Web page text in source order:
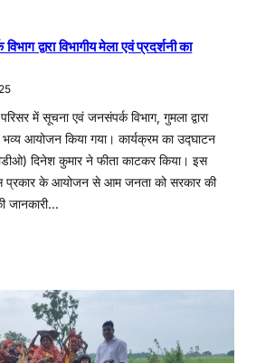
द्वारा विभागीय मेला एवं प्रदर्शनी का
में सूचना एवं जनसंपर्क विभाग, गुमला द्वारा
भव्य आयोजन किया गया। कार्यक्रम का उद्घाटन
दिनेश कुमार ने फीता काटकर किया। इस
प्रकार के आयोजन से आम जनता को सरकार की
जानकारी…